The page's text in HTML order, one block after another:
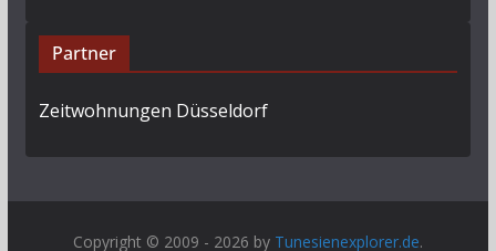
Partner
Zeitwohnungen Düsseldorf
Copyright © 2009 - 2026 by Tunesienexplorer.de.